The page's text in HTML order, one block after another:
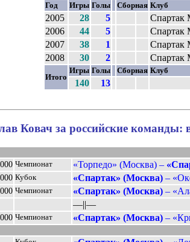
Год Игры Голы Сборная Клуб
2005 28 5 Спартак
2006
44 5 Спартак
2007
38 1 Спартак
2008
30 2 Спартак
Итого
Игры Голы Сборная Клуб
140 13
Ковач за российские команды:
Чемпионат «Торпедо» (Москва) –
Кубок «Спартак» (Москва)–
Чемпионат «Спартак» (Москва)–
––||––
Чемпионат «Спартак» (Москва)–